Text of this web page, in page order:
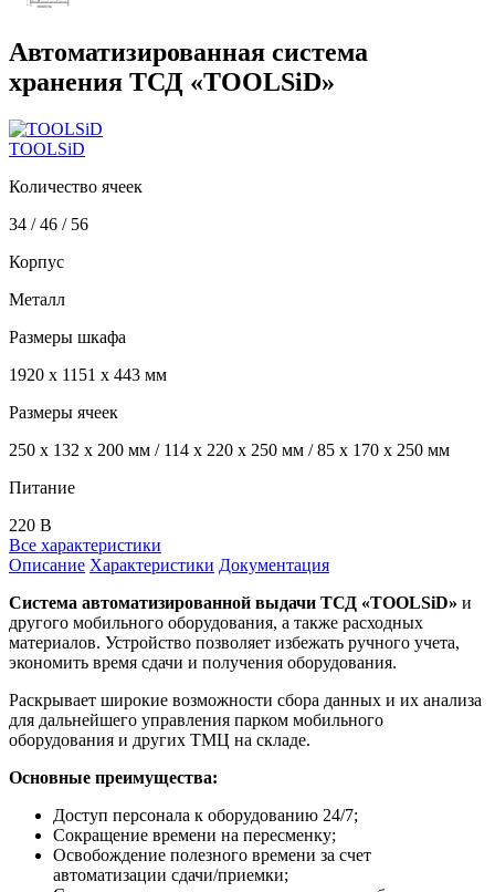
Автоматизированная система
хранения ТСД «TOOLSiD»
TOOLSiD
Количество ячеек
34 / 46 / 56
Корпус
Металл
Размеры шкафа
1920 x 1151 x 443 мм
Размеры ячеек
250 x 132 x 200 мм / 114 х 220 х 250 мм / 85 х 170 х 250 мм
Питание
220 В
Все характеристики
Описание Характеристики Документация
Система автоматизированной выдачи ТСД «TOOLSiD» и
другого мобильного оборудования, а также расходных
материалов. Устройство позволяет избежать ручного учета,
экономить время сдачи и получения оборудования.
Раскрывает широкие возможности сбора данных и их анализа
для дальнейшего управления парком мобильного
оборудования и других ТМЦ на складе.
Основные преимущества:
Доступ персонала к оборудованию 24/7;
Сокращение времени на пересменку;
Освобождение полезного времени за счет
автоматизации сдачи/приемки;